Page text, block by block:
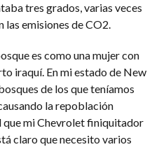
tres grados, varias veces
las emisiones de CO2.
es como una mujer con
iraquí. En mi estado de New
de los que teníamos
la repoblación
mi Chevrolet finiquitador
claro que necesito varios